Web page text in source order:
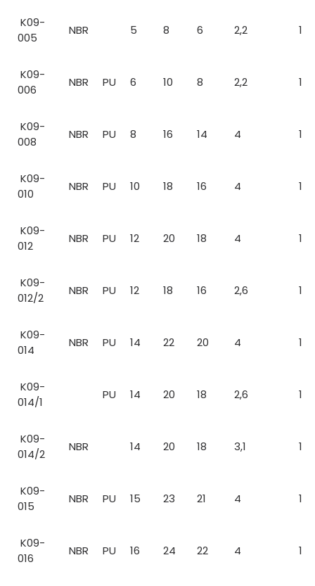
K09-
005
NBR 5 8 6 2,2 1
K09-
006
NBR PU 6 10 8 2,2 1
K09-
008
NBR PU 8 16 14 4 1
K09-
010
NBR PU 10 18 16 4 1
K09-
012
NBR PU 12 20 18 4 1
K09-
012/2
NBR PU 12 18 16 2,6 1
K09-
014
NBR PU 14 22 20 4 1
K09-
014/1
PU 14 20 18 2,6 1
K09-
014/2
NBR 14 20 18 3,1 1
K09-
015
NBR PU 15 23 21 4 1
K09-
016
NBR PU 16 24 22 4 1